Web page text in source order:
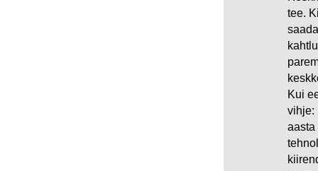
tee.
Kui
vihje:
aasta